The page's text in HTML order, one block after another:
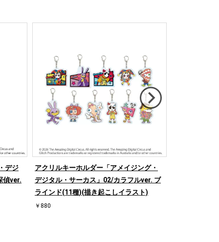
デジ
偵ver.
アクリルキーホルダー「アメイジング・
デジタル・サーカス」02/カラフルver. ブ
ラインド(11種)(描き起こしイラスト)
￥880